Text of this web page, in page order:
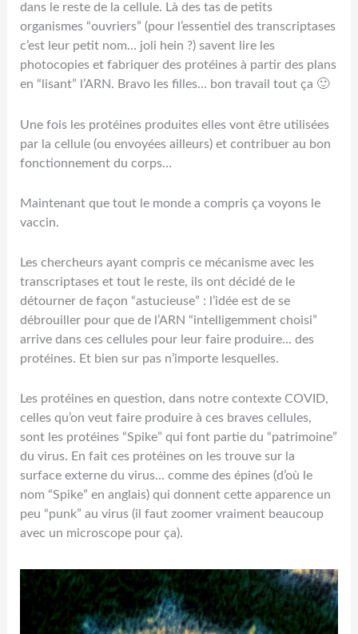
dans le reste de la cellule. Là des tas de petits
organismes “ouvriers” (pour l’essentiel des transcriptases
c’est leur petit nom… joli hein ?) savent lire les
photocopies et fabriquer des protéines à partir des plans
en “lisant” l’ARN. Bravo les filles… bon travail tout ça 🙂
Une fois les protéines produites elles vont être utilisées
par la cellule (ou envoyées ailleurs) et contribuer au bon
fonctionnement du corps…
Maintenant que tout le monde a compris ça voyons le
vaccin.
Les chercheurs ayant compris ce mécanisme avec les
transcriptases et tout le reste, ils ont décidé de le
détourner de façon “astucieuse” : l’idée est de se
débrouiller pour que de l’ARN “intelligemment choisi”
arrive dans ces cellules pour leur faire produire… des
protéines. Et bien sur pas n’importe lesquelles.
Les protéines en question, dans notre contexte COVID,
celles qu’on veut faire produire à ces braves cellules,
sont les protéines “Spike” qui font partie du “patrimoine”
du virus. En fait ces protéines on les trouve sur la
surface externe du virus… comme des épines (d’où le
nom “Spike” en anglais) qui donnent cette apparence un
peu “punk” au virus (il faut zoomer vraiment beaucoup
avec un microscope pour ça).